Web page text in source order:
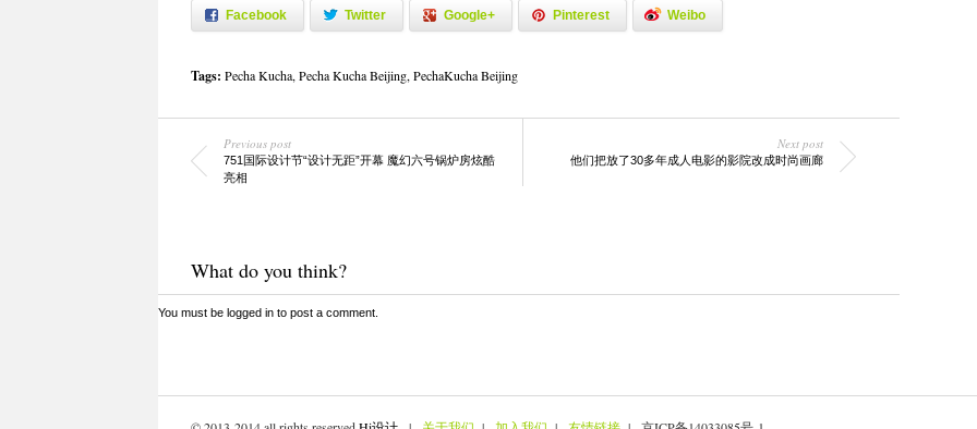
Facebook Twitter Google+ Pinterest Weibo
Tags: Pecha Kucha,Pecha Kucha Beijing,PechaKucha Beijing
Previous post
751国际设计节“设计无距”开幕 魔幻六号锅炉房炫酷
亮相
Next post
他们把放了30多年成人电影的影院改成时尚画廊
What do you think?
You must be logged into post a comment.